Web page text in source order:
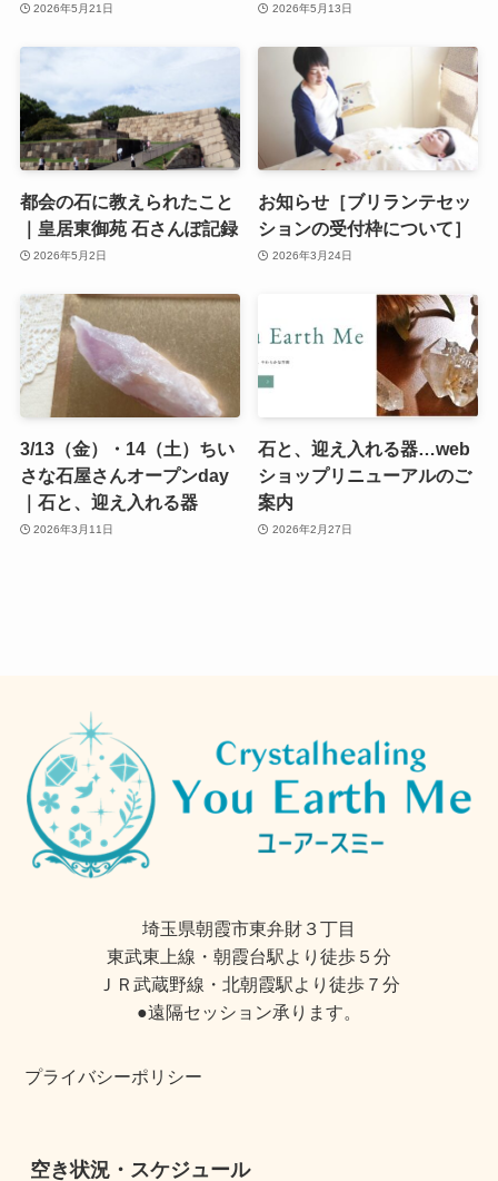
2026年5月21日 2026年5月13日
都会の石に教えられたこと
｜皇居東御苑 石さんぽ記録
2026年5月2日
お知らせ［ブリランテセッ
ションの受付枠について］
2026年3月24日
3/13（金）・14（土）ちい
さな石屋さんオープンday
｜石と、迎え入れる器
2026年3月11日
石と、迎え入れる器…web
ショップリニューアルのご
案内
2026年2月27日
埼玉県朝霞市東弁財３丁目
東武東上線・朝霞台駅より徒歩５分
ＪＲ武蔵野線・北朝霞駅より徒歩７分
●遠隔セッション承ります。
プライバシーポリシー
空き状況・スケジュール